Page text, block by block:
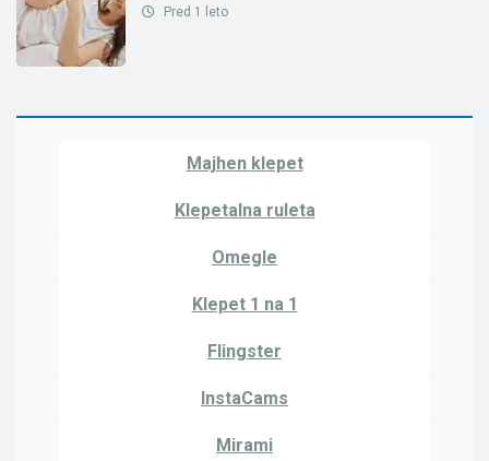
Pred 1 leto
Majhen klepet
Klepetalna ruleta
Omegle
Klepet 1 na 1
Flingster
InstaCams
Mirami